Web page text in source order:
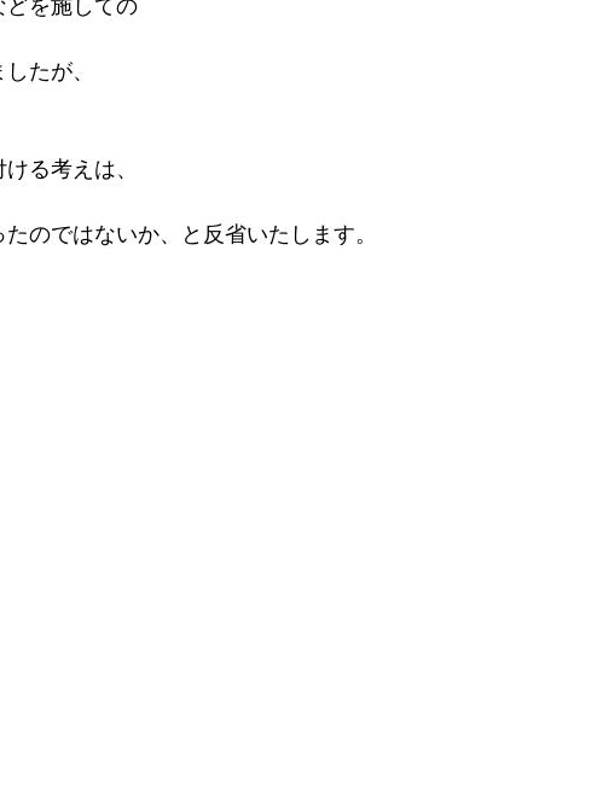
どを施しての
たが、
る考えは、
のではないか、と反省いたします。